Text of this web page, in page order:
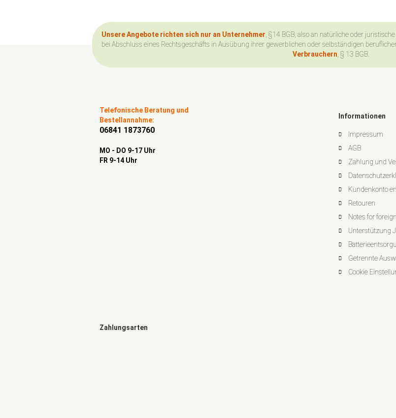
Unsere Angebote richten sich nur an Unternehmer , §14 BGB, also an natürliche oder
bei Abschluss eines Rechtsgeschäfts in Ausübung ihrer gewerblichen oder selbständigen
Verbrauchern , § 13 BGB.
Telefonische Beratung und
Bestellannahme:
06841 1873760
MO - DO 9-17 Uhr
FR 9-14 Uhr
Informationen
Impressum
AGB
Zahlung und
Kundenkonto
Retouren
Notes for
Unterstützung
Getrennte
Cookie
Zahlungsarten